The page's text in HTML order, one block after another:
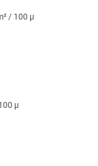
/ 100 μ
µ